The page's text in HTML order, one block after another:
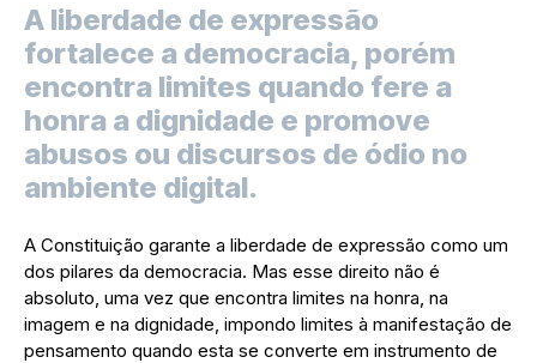
A liberdade de expressão
fortalece a democracia, porém
encontra limites quando fere a
honra a dignidade e promove
abusos ou discursos de ódio no
ambiente digital.
A Constituição garante a liberdade de expressão como um
dos pilares da democracia. Mas esse direito não é
absoluto, uma vez que encontra limites na honra, na
imagem e na dignidade, impondo limites à manifestação de
pensamento quando esta se converte em instrumento de